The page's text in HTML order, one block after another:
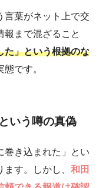
言葉がネット上で交
報まで混ざること
た」という根拠のな
です。
いう噂の真偽
巻き込まれた」とい
す。しかし、 和田